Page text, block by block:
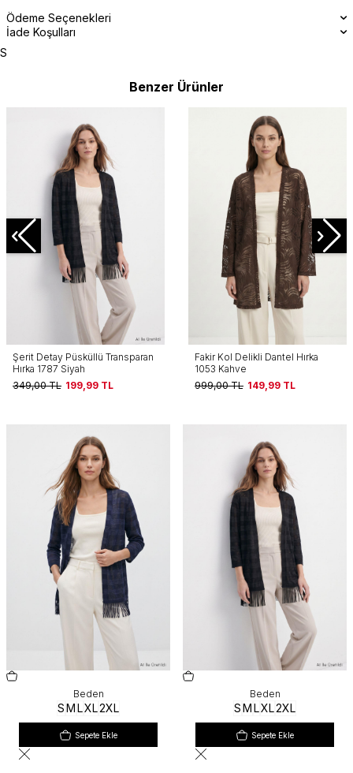
Ödeme Seçenekleri
İade Koşulları
S
Benzer Ürünler
Şerit Detay Püsküllü Transparan
Hırka 1787 Siyah
349,00TL 199,99 TL
Fakir Kol Delikli Dantel Hırka
1053 Kahve
999,00TL 149,99 TL
Beden
SMLXL2XL
Sepete Ekle
Beden
SMLXL2XL
Sepete Ekle